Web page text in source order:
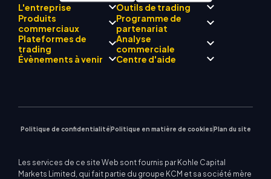
L'entreprise
Conformité réglementaire
À propos de
L'équipe
Philosophie d'entreprise
Actualités de l'entreprise
Outils de trading
Mentor
Centre de signalisation
commerciale KCM
Calendrier économique
Assistance EA pour MT4
Produits
commerciaux
Forex
Métaux précieux
Énergies
Programme de
partenariat
Présentation du
programme Broker
Plateformes de
trading
Analyse
commerciale
Évènements à venir Centre d'aide
Politique de confidentialitéPolitique en matière de cookiesPlan du site
Les services de ce site Web sont fournis par Kohle Capital
Markets Limited, qui fait partie du groupe KCM et sa société mère